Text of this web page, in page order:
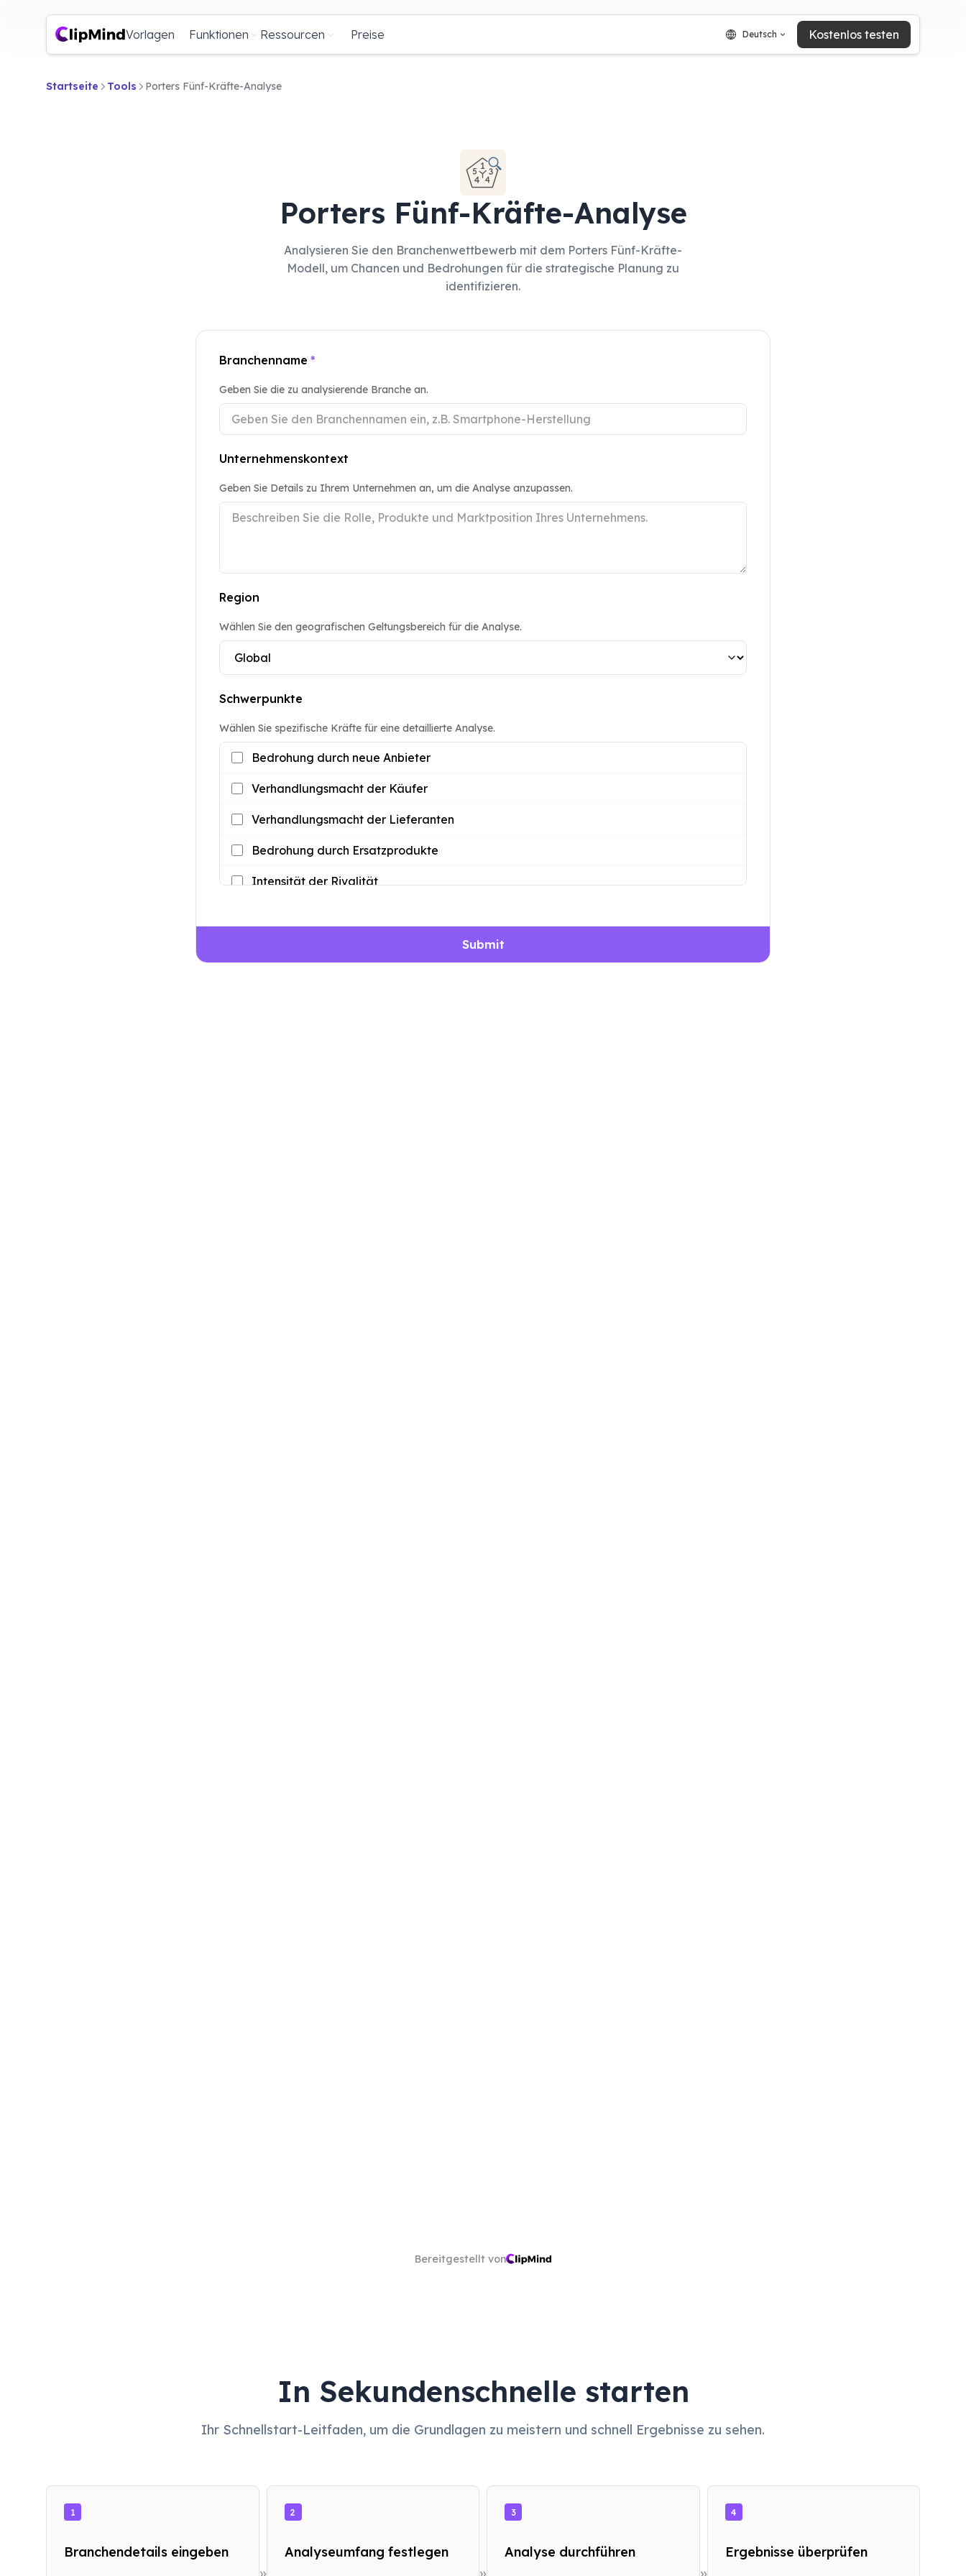
Vorlagen Funktionen Ressourcen Preise Deutsch Kostenlos testen
Startseite Tools Porters Fünf-Kräfte-Analyse
Porters Fünf-Kräfte-Analyse
Analysieren Sie den Branchenwettbewerb mit dem Porters Fünf-Kräfte-
Modell, um Chancen und Bedrohungen für die strategische Planung zu
identifizieren.
Branchenname *
Geben Sie die zu analysierende Branche an.
Unternehmenskontext
Geben Sie Details zu Ihrem Unternehmen an, um die Analyse anzupassen.
Region
Wählen Sie den geografischen Geltungsbereich für die Analyse.
Schwerpunkte
Wählen Sie spezifische Kräfte für eine detaillierte Analyse.
Bedrohung durch neue Anbieter
Verhandlungsmacht der Käufer
Verhandlungsmacht der Lieferanten
Bedrohung durch Ersatzprodukte
Intensität der Rivalität
Submit
Bereitgestellt von
In Sekundenschnelle starten
Ihr Schnellstart-Leitfaden, um die Grundlagen zu meistern und schnell Ergebnisse zu sehen.
1
Branchendetails eingeben
»
2
Analyseumfang festlegen
»
3
Analyse durchführen
»
4
Ergebnisse überprüfen